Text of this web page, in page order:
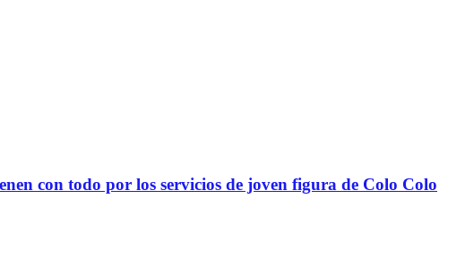
con todo por los servicios de joven figura de Colo Colo